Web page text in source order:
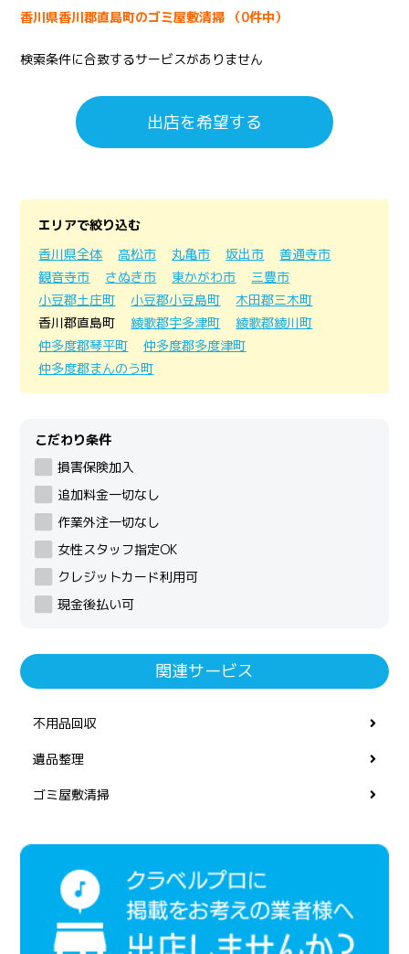
香川県香川郡直島町のゴミ屋敷清掃 （0件中）
検索条件に合致するサービスがありません
出店を希望する
エリアで絞り込む
香川県全体
高松市 丸亀市 坂出市
善通寺市
観音寺市
さぬき市 東かがわ市
三豊市
小豆郡土庄町
小豆郡小豆島町
木田郡三木町
香川郡直島町
綾歌郡宇多津町
綾歌郡綾川町
仲多度郡琴平町
仲多度郡多度津町
仲多度郡まんのう町
こだわり条件
損害保険加入
追加料金一切なし
作業外注一切なし
女性スタッフ指定OK
クレジットカード利用可
現金後払い可
関連サービス
不用品回収
遺品整理
ゴミ屋敷清掃